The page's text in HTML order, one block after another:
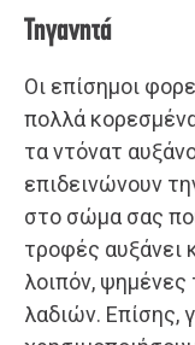
Τηγανητά
Οι επίσημοι
πολλά
τα ντόνατ
επιδεινώνουν
στο σώμα σας
τροφές αυξάνει
λοιπόν,
λαδιών. Επίσης,